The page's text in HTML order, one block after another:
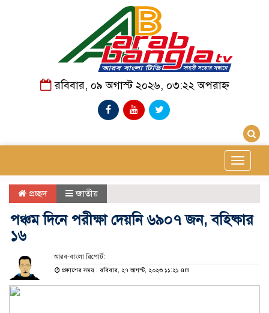
রবিবার, ০৯ অগাস্ট ২০২৬, ০৩:২২ অপরাহ্ন
Toggle
প্রচ্ছদ জাতীয়
পঞ্চম দিনে পরীক্ষা দেয়নি ৬৯০৭ জন, বহিষ্কার
১৬
আরব-বাংলা রিপোর্ট:
প্রকাশের সময় : রবিবার, ২৭ আগস্ট, ২০২৩ ১১:২১ am